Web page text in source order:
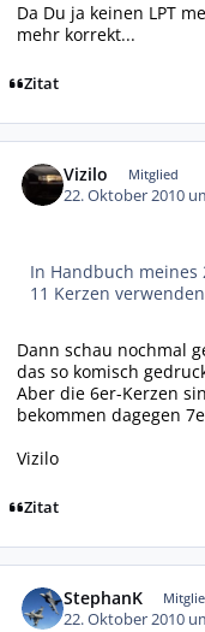
Da Du ja keinen LPT
mehr korrekt...
Zitat
Vizilo Mitglied
22. Oktober 2010
In Handbuch meines
11 Kerzen
Dann schau nochmal
das so komisch
Aber die 6er-Kerzen
bekommen dagegen
Vizilo
Zitat
StephanK
22. Oktober 2010